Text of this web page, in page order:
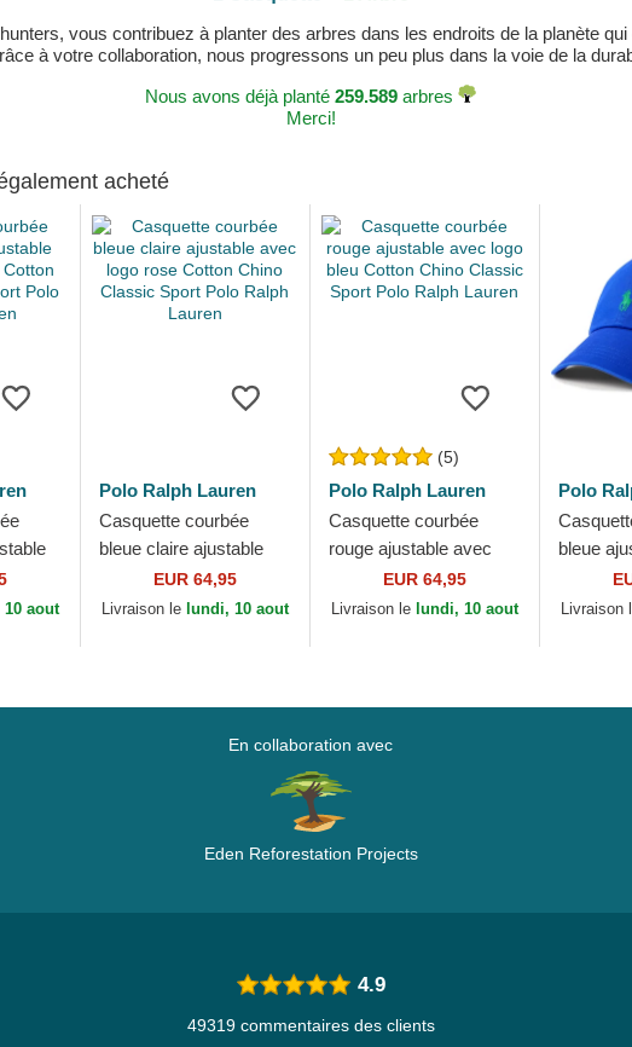
vous contribuez à planter des arbres dans les endroits de la planète
à votre collaboration, nous progressons un peu plus dans la voie de la
Nous avons déjà planté 259.589 arbres
Merci!
acheté
10 aout
Polo Ralph Lauren
Casquette courbée
bleue claire ajustable
avec logo rose Cotton
Chino Classic Sport
EUR 64,95
Livraison le lundi, 10 aout
(5)
Polo Ralph Lauren
Casquette courbée
rouge ajustable avec
logo bleu Cotton Chino
Classic Sport Polo
EUR 64,95
Livraison le lundi, 10 aout
Polo
bleue
logo
Classic
Livraison
En collaboration avec
Eden Reforestation Projects
4.9
49319 commentaires des clients